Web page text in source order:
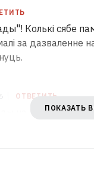
Колькі сябе
за дазваленне
ОТВЕТИТЬ
на Камароўцы
ПОКАЗАТЬ